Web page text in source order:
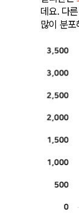
데요. 다
많이 분